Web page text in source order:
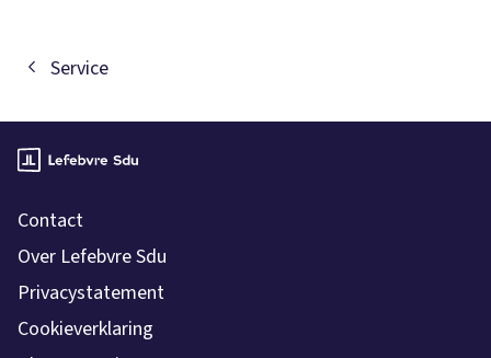
Service
Contact
Over Lefebvre Sdu
Privacystatement
Cookieverklaring